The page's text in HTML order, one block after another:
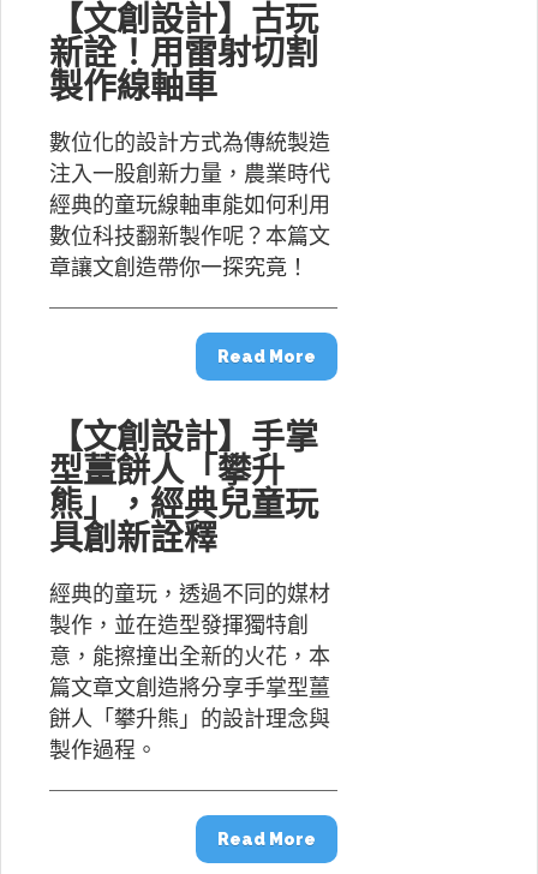
【文創設計】古玩
新詮！用雷射切割
製作線軸車
數位化的設計方式為傳統製造
注入一股創新力量，農業時代
經典的童玩線軸車能如何利用
數位科技翻新製作呢？本篇文
章讓文創造帶你一探究竟！
Read More
【文創設計】手掌
型薑餅人「攀升
熊」，經典兒童玩
具創新詮釋
經典的童玩，透過不同的媒材
製作，並在造型發揮獨特創
意，能擦撞出全新的火花，本
篇文章文創造將分享手掌型薑
餅人「攀升熊」的設計理念與
製作過程。
Read More